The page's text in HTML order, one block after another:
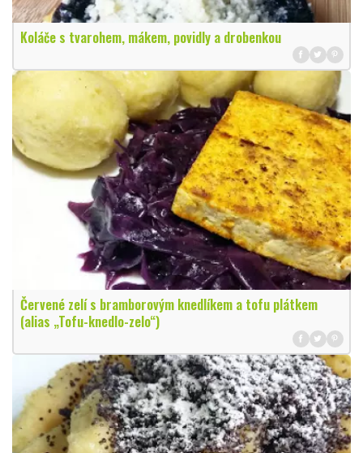
Koláče s tvarohem, mákem, povidly a drobenkou
Červené zelí s bramborovým knedlíkem a tofu plátkem
(alias „Tofu-knedlo-zelo“)